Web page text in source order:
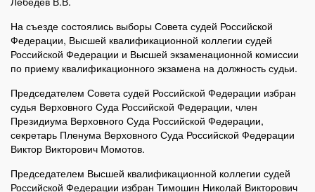
На съезде состоялись выборы Совета судей Российской
Федерации, Высшей квалификационной коллегии судей
Российской Федерации и Высшей экзаменационной комиссии
по приему квалификационного экзамена на должность судьи.
Председателем Совета судей Российской Федерации избран
судья Верховного Суда Российской Федерации, член
Президиума Верховного Суда Российской Федерации,
секретарь Пленума Верховного Суда Российской Федерации
Виктор Викторович Момотов.
Председателем Высшей квалификационной коллегии судей
Российской Федерации избран Тимошин Николай Викторович